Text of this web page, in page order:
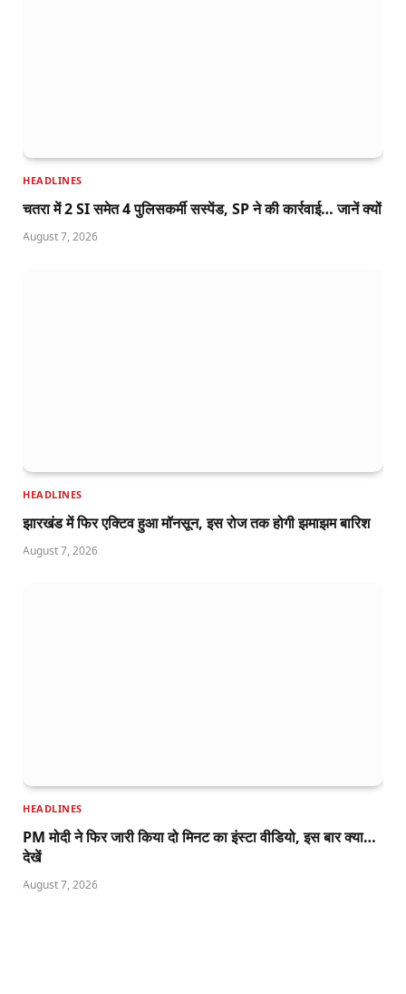
HEADLINES
चतरा में 2 SI समेत 4 पुलिसकर्मी सस्पेंड, SP ने की कार्रवाई… जानें क्यों
August 7, 2026
HEADLINES
झारखंड में फिर एक्टिव हुआ मॉनसून, इस रोज तक होगी झमाझम बारिश
August 7, 2026
HEADLINES
PM मोदी ने फिर जारी किया दो मिनट का इंस्टा वीडियो, इस बार क्या…
देखें
August 7, 2026